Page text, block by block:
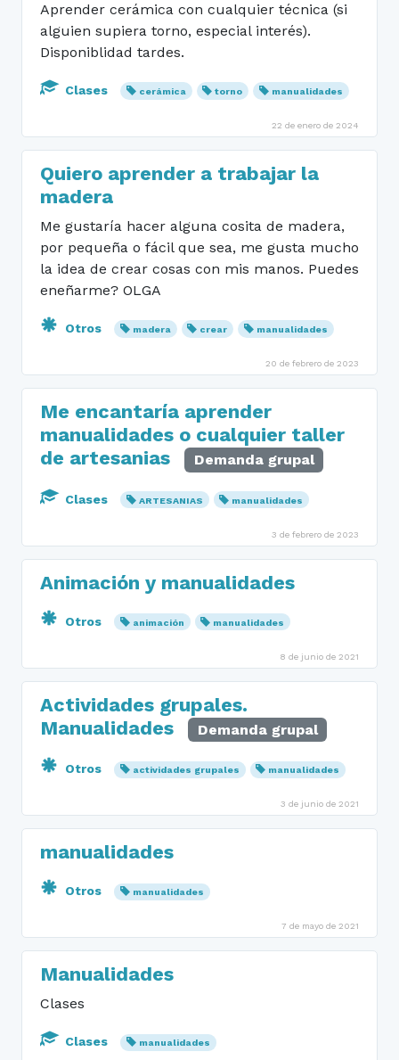
Aprender cerámica con cualquier técnica (si
alguien supiera torno, especial interés).
Disponiblidad tardes.
Clases cerámica torno manualidades
22 de enero de 2024
Quiero aprender a trabajar la
madera
Me gustaría hacer alguna cosita de madera,
por pequeña o fácil que sea, me gusta mucho
la idea de crear cosas con mis manos. Puedes
eneñarme? OLGA
Otros madera crear manualidades
20 de febrero de 2023
Me encantaría aprender
manualidades o cualquier taller
de artesanias
Demanda grupal
Clases ARTESANIAS manualidades
3 de febrero de 2023
Animación y manualidades
Otros animación manualidades
8 de junio de 2021
Actividades grupales.
Manualidades
Demanda grupal
Otros actividades grupales manualidades
3 de junio de 2021
manualidades
Otros manualidades
7 de mayo de 2021
Manualidades
Clases
Clases manualidades